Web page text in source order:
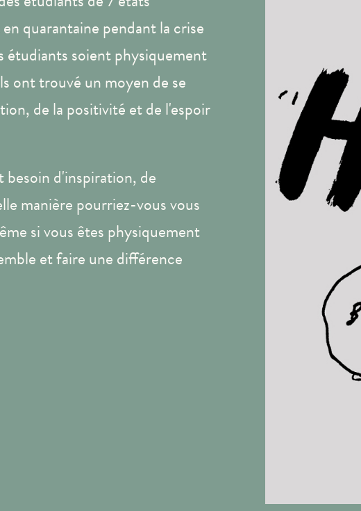
quarantaine pendant la crise
soient physiquement
ont trouvé un moyen de se
de la positivité et de l'espoir
besoin d'inspiration, de
manière pourriez-vous vous
si vous êtes physiquement
et faire une différence